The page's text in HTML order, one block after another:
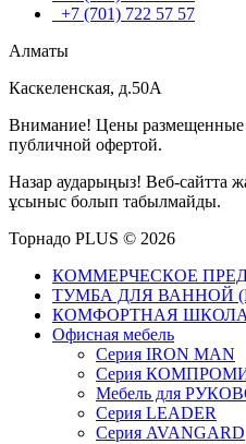
+7 (701) 722 57 57
Алматы
Каскеленская, д.50А
Внимание! Цены размещенные
публичной офертой.
Назар аударыңыз! Веб-сайтта
ұсыныс болып табылмайды.
Торнадо PLUS © 2026
КОММЕРЧЕСКОЕ
ТУМБА ДЛЯ ВАННОЙ
КОМФОРТНАЯ ШКОЛА
Офисная мебель
Серия IRON MAN
Серия
Мебель для
Серия LEADER
Серия AVANGARD